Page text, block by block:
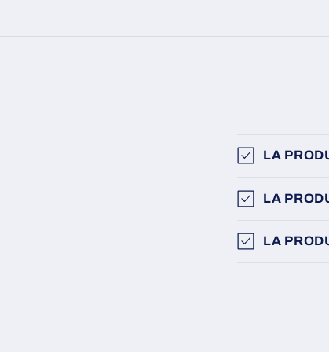
LA
LA
LA